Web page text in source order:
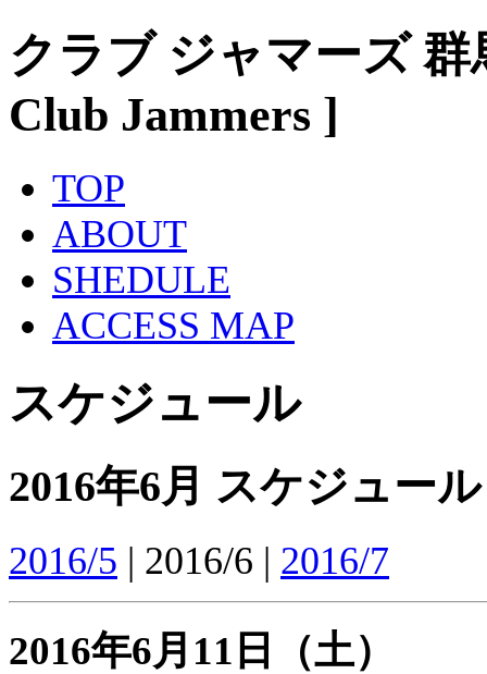
クラブ ジャマーズ
Club Jammers ]
TOP
ABOUT
SHEDULE
ACCESS MAP
スケジュール
2016年6月 スケジュール
2016/5 | 2016/6 | 2016/7
2016年6月11日（土）